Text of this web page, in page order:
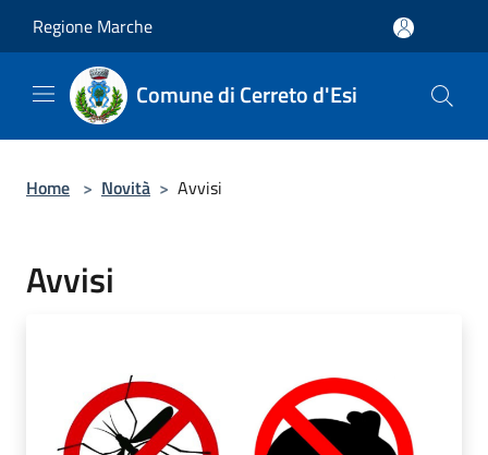
Regione Marche
Comune di Cerreto d'Esi
Home > Novità > Avvisi
Avvisi